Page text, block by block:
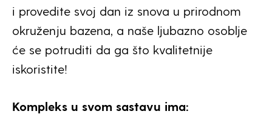
i provedite svoj dan iz snova u prirodnom
okruženju bazena, a naše ljubazno osoblje
će se potruditi da ga što kvalitetnije
iskoristite!
Kompleks u svom sastavu ima: